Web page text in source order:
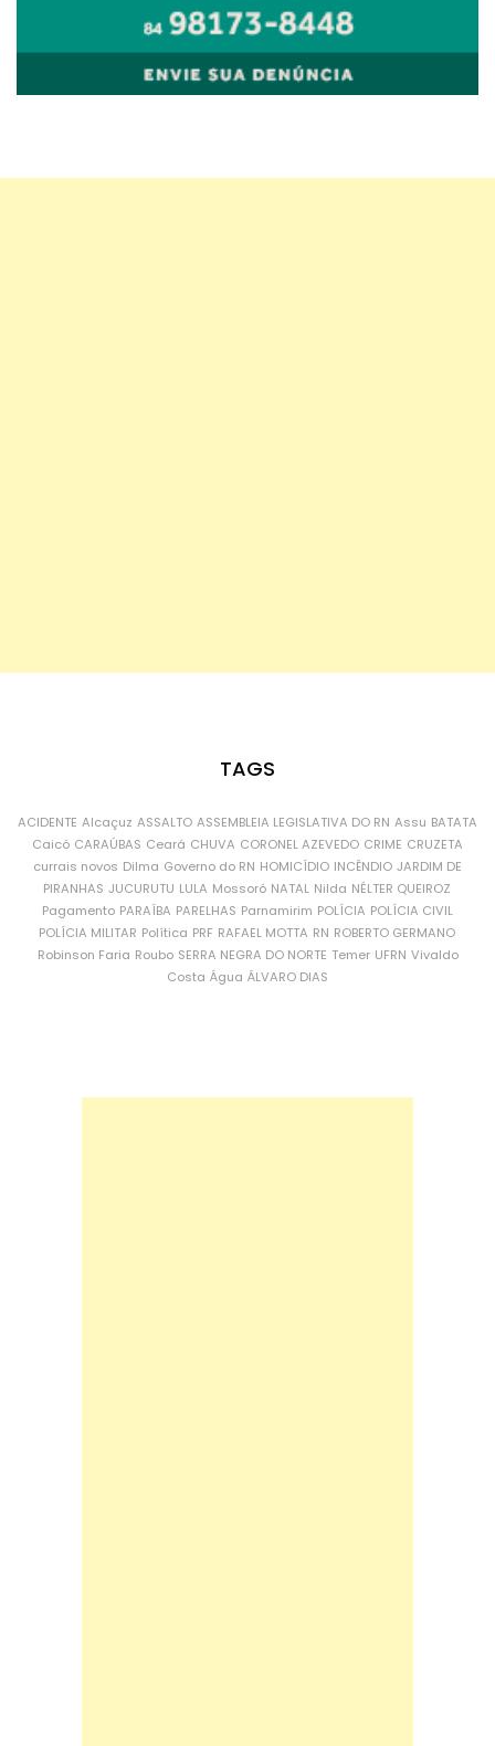
TAGS
ACIDENTE Alcaçuz ASSALTO ASSEMBLEIA LEGISLATIVA DO RN Assu BATATA
Caicó CARAÚBAS Ceará CHUVA CORONEL AZEVEDO CRIME CRUZETA
currais novos Dilma Governo do RN HOMICÍDIO INCÊNDIO JARDIM DE
PIRANHAS JUCURUTU LULA Mossoró NATAL Nilda NÉLTER QUEIROZ
Pagamento PARAÍBA PARELHAS Parnamirim POLÍCIA POLÍCIA CIVIL
POLÍCIA MILITAR Política PRF RAFAEL MOTTA RN ROBERTO GERMANO
Robinson Faria Roubo SERRA NEGRA DO NORTE Temer UFRN Vivaldo
Costa Água ÁLVARO DIAS